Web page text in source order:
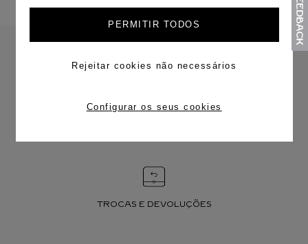
PERMITIR TODOS
Rejeitar cookies não necessários
Configurar os seus cookies
FRETE CORTESIA
TROCAS E DEVOLUÇÕES